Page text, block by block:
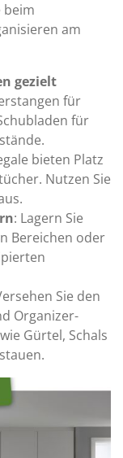
beim
am
gezielt
für
für
bieten Platz
Nutzen Sie
: Lagern Sie
Bereichen oder
Sie den
Organizer-
Gürtel, Schals